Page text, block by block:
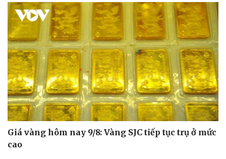
Giá vàng hôm nay 9/8: Vàng SJC tiếp tục trụ ở mức
cao